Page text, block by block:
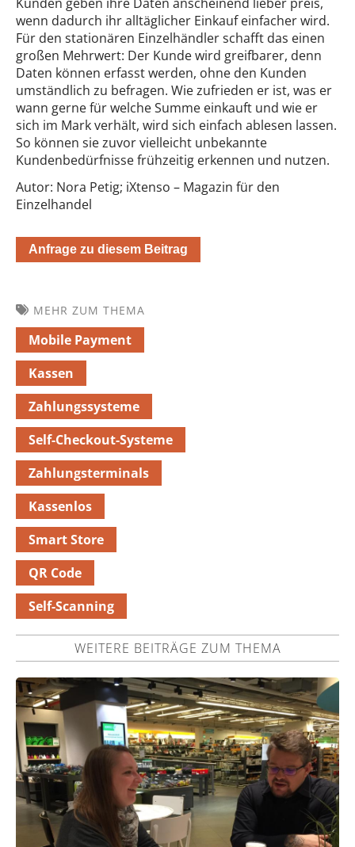
wenn dadurch ihr alltäglicher Einkauf einfacher wird.
Für den stationären Einzelhändler schafft das einen
großen Mehrwert: Der Kunde wird greifbarer, denn
Daten können erfasst werden, ohne den Kunden
umständlich zu befragen. Wie zufrieden er ist, was er
wann gerne für welche Summe einkauft und wie er
sich im Mark verhält, wird sich einfach ablesen lassen.
So können sie zuvor vielleicht unbekannte
Kundenbedürfnisse frühzeitig erkennen und nutzen.
Autor: Nora Petig; iXtenso – Magazin für den
Einzelhandel
Anfrage zu diesem Beitrag
MEHR ZUM THEMA
Mobile Payment
Kassen
Zahlungssysteme
Self-Checkout-Systeme
Zahlungsterminals
Kassenlos
Smart Store
QR Code
Self-Scanning
WEITERE BEITRÄGE ZUM THEMA